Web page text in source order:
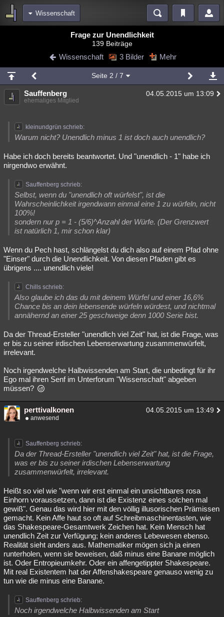
Wissenschaft
Blogs Videos
Chat Wiki Neuigkeiten
meine Rubriken
Menschen Wissenschaft Mystery Kriminalfälle
Natur Umfragen Unterhaltung
Philosophie Träume
Astronomie Helpdesk
Musik Clash Verbesserungen Allmystery English
Übersichten
Besucht Teilgenommen Alle
Lesenswert Schlüsselwörter
Frage zur Unendlichkeit
139 Beiträge
Wissenschaft 3 Bilder Mehr
Seite 2 / 7
Sauffenberg 04.05.2015 um 13:09
ehemaliges Mitglied
kleinundgrün schrieb:
Warum nicht? Unendlich minus 1 ist doch auch unendlich?
Habe ich doch bereits beantwortet. Und "unendlich - 1" habe ich
nirgendwo erwähnt.
Sauffenberg schrieb:
Selbst, wenn du "unendlich oft würfelst", ist die
Wahrscheinlichkeit irgendwann einmal eine 1 zu würfeln, nicht
100%!
sondern nur p = 1 - (5/6)^Anzahl der Würfe. (Der Grenzwert
ist natürlich 1, mir schon klar)
Wenn du Pech hast, schlängelst du dich also auf einem Pfad ohne
"Einser" durch die Unendlichkeit. Von diesen Pfaden gibt es
übrigens .... unendlich viele!
Chills schrieb:
Also glaube ich das du mit deinem Würfel und einer 16,6%
Chance bis an dein lebensende würfeln würdest, und nichtmal
annähernd an einer 25 geschweige denn 1000 Serie bist.
Da der Thread-Ersteller "unendlich viel Zeit" hat, ist die Frage, was
er bis zu seiner irdischen Lebenserwartung zusammenwürfelt,
irrelevant.
Noch irgendwelche Halbwissenden am Start, die unbedingt für ihr
Ego mal ihren Senf im Unterforum "Wissenschaft" abgeben
müssen?
perttivalkonen 04.05.2015 um 13:49
anwesend
Sauffenberg schrieb:
Da der Thread-Ersteller "unendlich viel Zeit" hat, ist die Frage,
was er bis zu seiner irdischen Lebenserwartung
zusammenwürfelt, irrelevant.
Heißt so viel wie "wenn wir erst einmal ein unsichtbares rosa
Einhorn voraussetzen, dann ist die Existenz eines solchen mal
gewiß". Genau das wird hier mit den völlig illusorischen Prämissen
gemacht. Kein Affe haut so oft auf Schreibmaschinentasten, wie
das Shakespeare-Gesamtwerk Zeichen hat. Kein Mensch hat
unendlich Zeit zur Verfügung; kein anderes Lebewesen ebenso.
Realität sieht anders aus. Mathematiker mögen sich ja einen
runterholen, wenn sie beweisen, daß minus eine Banane möglich
ist. Oder Entropieumkehr. Oder ein affengetippter Shakespeare.
Mit real Existentem hat der Affenshakespeare genauso wenig zu
tun wie die minus eine Banane.
Sauffenberg schrieb:
Noch irgendwelche Halbwissenden am Start